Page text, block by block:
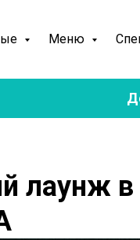
Меню
лаунж